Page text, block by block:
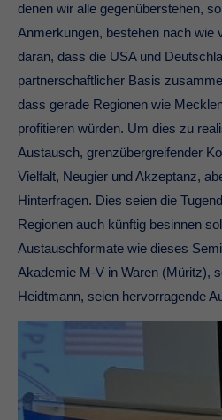
denen wir alle gegenüberstehen,
Anmerkungen, bestehen nach wie
daran, dass die USA und
partnerschaftlicher Basis
dass gerade Regionen wie
profitieren würden. Um dies zu
Austausch, grenzübergreifender
Vielfalt, Neugier und Akzeptanz,
Hinterfragen. Dies seien die
Regionen auch künftig besinnen
Austauschformate wie dieses
Akademie M-V in Waren (Müritz),
Heidtmann, seien hervorragende